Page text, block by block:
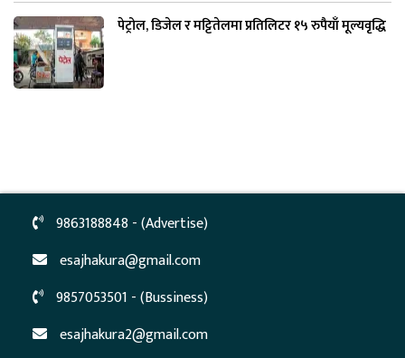
पेट्रोल, डिजेल र मट्टितेलमा प्रतिलिटर १५ रुपैयाँ मूल्यवृद्धि
9863188848 - (Advertise)
esajhakura@gmail.com
9857053501 - (Bussiness)
esajhakura2@gmail.com